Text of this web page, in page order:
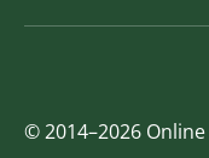
© 2014–2026